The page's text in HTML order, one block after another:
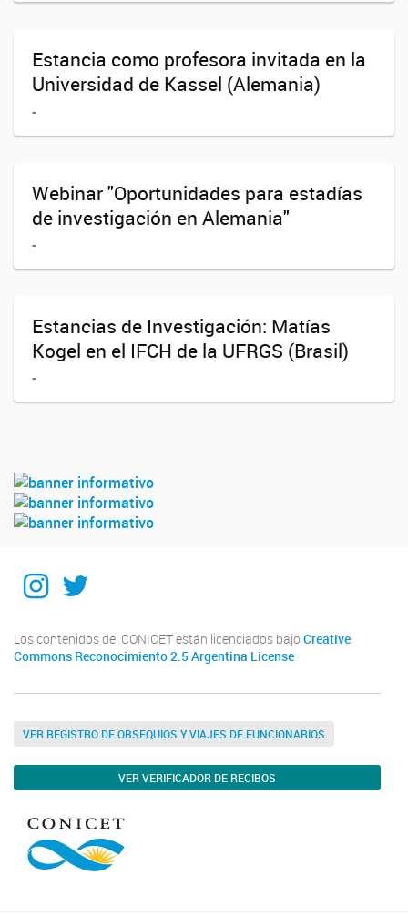
Estancia como profesora invitada en la
Universidad de Kassel (Alemania)
-
Webinar "Oportunidades para estadías
de investigación en Alemania"
-
Estancias de Investigación: Matías
Kogel en el IFCH de la UFRGS (Brasil)
-
Instagram
Twitter
Los contenidos del CONICET están licenciados bajo Creative
Commons Reconocimiento 2.5 Argentina License
VER REGISTRO DE OBSEQUIOS Y VIAJES DE FUNCIONARIOS
VER VERIFICADOR DE RECIBOS